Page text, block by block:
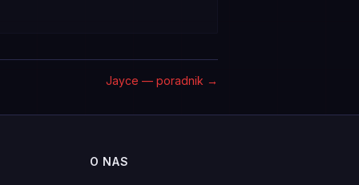
Jayce — poradnik →
O NAS